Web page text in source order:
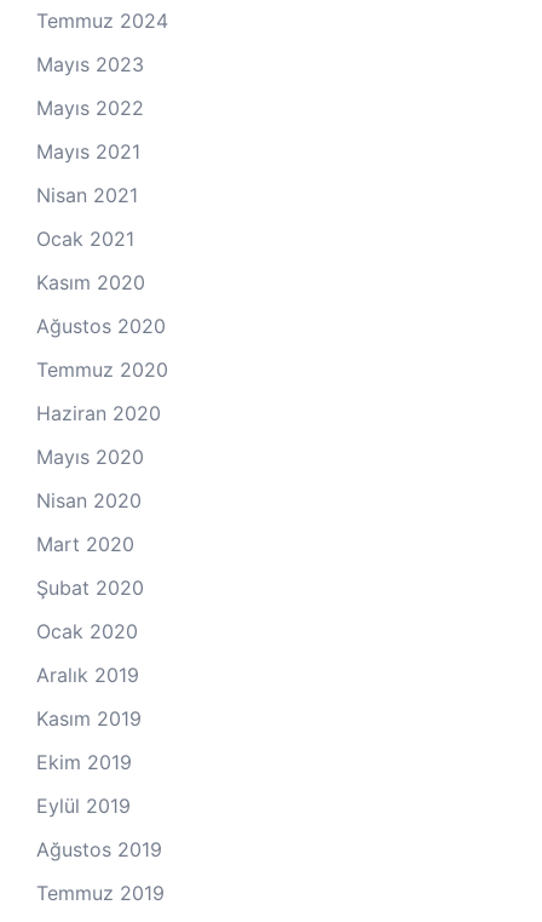
Temmuz 2024
Mayıs 2023
Mayıs 2022
Mayıs 2021
Nisan 2021
Ocak 2021
Kasım 2020
Ağustos 2020
Temmuz 2020
Haziran 2020
Mayıs 2020
Nisan 2020
Mart 2020
Şubat 2020
Ocak 2020
Aralık 2019
Kasım 2019
Ekim 2019
Eylül 2019
Ağustos 2019
Temmuz 2019